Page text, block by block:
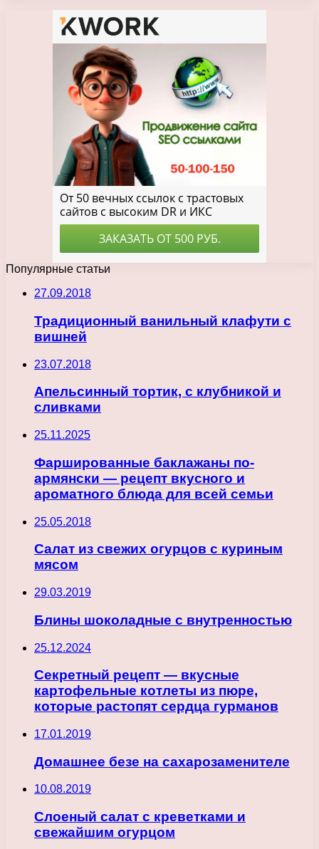
Популярные статьи
27.09.2018
Традиционный ванильный клафути с
вишней
23.07.2018
Апельсинный тортик, с клубникой и
сливками
25.11.2025
Фаршированные баклажаны по-
армянски — рецепт вкусного и
ароматного блюда для всей семьи
25.05.2018
Салат из свежих огурцов с куриным
мясом
29.03.2019
Блины шоколадные с внутренностью
25.12.2024
Секретный рецепт — вкусные
картофельные котлеты из пюре,
которые растопят сердца гурманов
17.01.2019
Домашнее безе на сахарозаменителе
10.08.2019
Слоеный салат с креветками и
свежайшим огурцом